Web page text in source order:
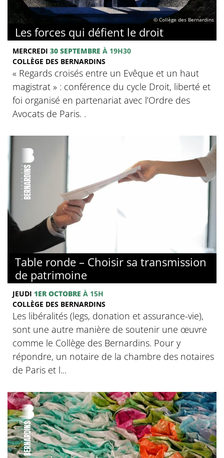
© Collège des Bernardins
Les forces qui défient le droit
MERCREDI 30 SEPTEMBRE À 19H30
COLLÈGE DES BERNARDINS
« Regards croisés entre un Evêque et un haut
magistrat » : conférence du cycle Droit, liberté et
foi organisé en partenariat avec l’Ordre des
Avocats de Paris. .
© Collège des Bernardins
Table ronde – Choisir sa transmission
de patrimoine
JEUDI 1ER OCTOBRE À 15H
COLLÈGE DES BERNARDINS
Les libéralités (legs, donation et assurance-vie),
sont une autre manière de soutenir une œuvre
comme le Collège des Bernardins. Pour y
répondre, un notaire de la chambre des notaires
de Paris et l...